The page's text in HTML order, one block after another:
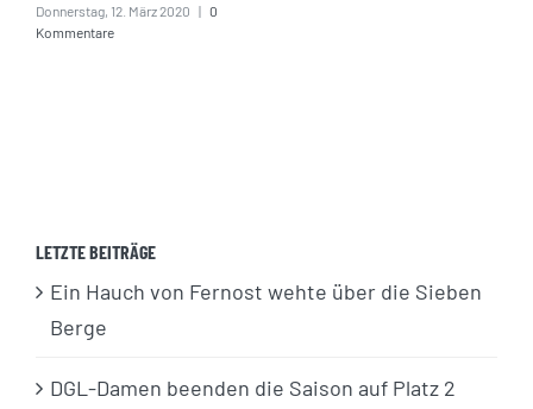
Donnerstag, 12. März 2020 | 0
Kommentare
LETZTE BEITRÄGE
Ein Hauch von Fernost wehte über die Sieben
Berge
DGL-Damen beenden die Saison auf Platz 2